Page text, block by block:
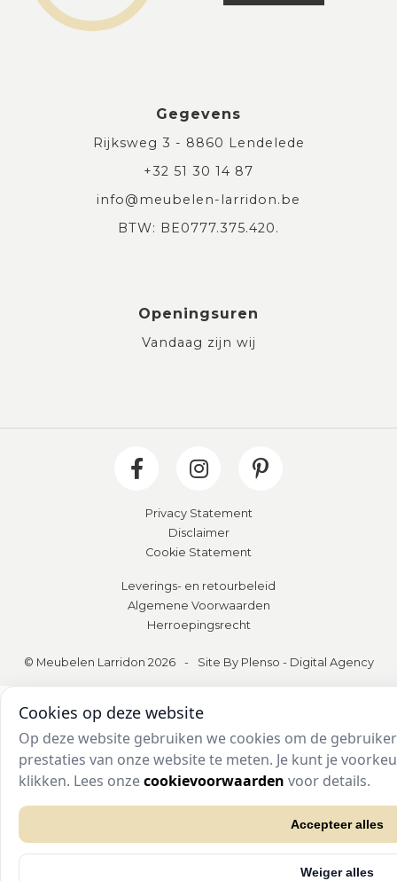
Gegevens
Rijksweg 3 - 8860 Lendelede
+32 51 30 14 87
info@meubelen-larridon.be
BTW: BE0777.375.420.
Openingsuren
Vandaag zijn wij
Privacy Statement
Disclaimer
Cookie Statement
Leverings- en retourbeleid
Algemene Voorwaarden
Herroepingsrecht
© Meubelen Larridon 2026 - Site By Plenso - Digital Agency
Cookies op deze website
Op deze website gebruiken we cookies om de
prestaties van onze website te meten. Je kunt je
klikken. Lees onzecookievoorwaarden voor details.
Accepteer alles
Weiger alles